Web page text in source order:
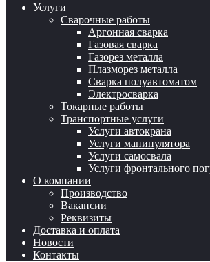
Услуги
Сварочные работы
Аргонная сварка
Газовая сварка
Газорез металла
Плазморез металла
Сварка полуавтоматом
Электросварка
Токарные работы
Транспортные услуги
Услуги автокрана
Услуги манипулятора
Услуги самосвала
Услуги фронтального
О компании
Производство
Вакансии
Реквизиты
Доставка и оплата
Новости
Контакты